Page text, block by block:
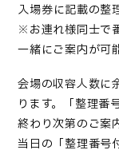
入場券に記載の整
※お連れ様同士で
一緒にご案内が可
会場の収容人数に
ります。「整理番
終わり次第のご案
当日の「整理番号